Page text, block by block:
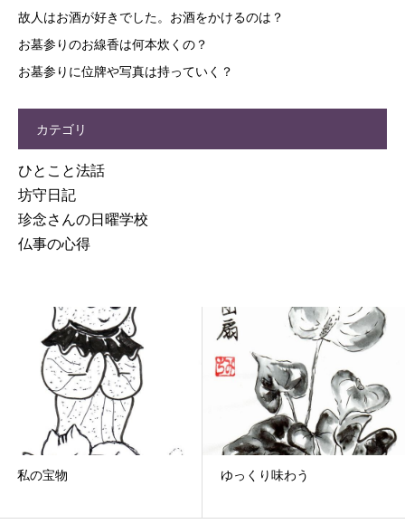
故人はお酒が好きでした。お酒をかけるのは？
お墓参りのお線香は何本炊くの？
お墓参りに位牌や写真は持っていく？
カテゴリ
ひとこと法話
坊守日記
珍念さんの日曜学校
仏事の心得
ゆっくり味わう 気付いたら３００号！